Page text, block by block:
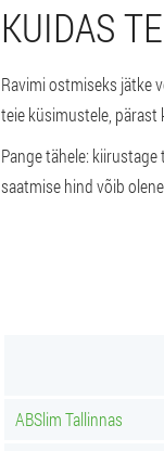
KUIDAS
Ravimi ostmiseks jätke
teie küsimustele, pärast
Pange tähele:
saatmise hind võib
ABSlim Tallinnas